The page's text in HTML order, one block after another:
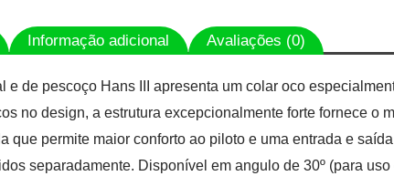
Informação adicional Avaliações (0)
e de pescoço Hans III apresenta um colar oco
no design, a estrutura excepcionalmente forte fornece
que permite maior conforto ao piloto e uma entrada e
separadamente. Disponível em angulo de 30º (para